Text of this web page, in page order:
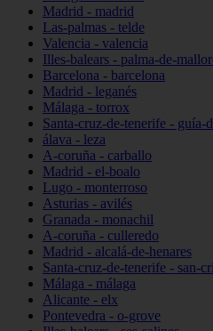
Madrid - madrid
Las-palmas - telde
Valencia - valencia
Illes-balears - palma-de-
Barcelona - barcelona
Madrid - leganés
Málaga - torrox
Santa-cruz-de-tenerife - guía-
álava - leza
A-coruña - carballo
Madrid - el-boalo
Lugo - monterroso
Asturias - avilés
Granada - monachil
A-coruña - culleredo
Madrid - alcalá-de-henares
Santa-cruz-de-tenerife - san-
Málaga - málaga
Alicante - elx
Pontevedra - o-grove